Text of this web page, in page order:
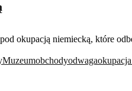
okupacją niemiecką, które
Muzeumobchodyodwaga